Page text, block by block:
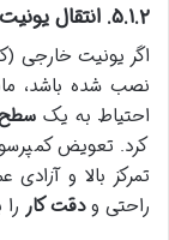
۵.۱.۲. انتقال یونیت خارجی (کندانسور)
اگر یونیت خارجی
نصب شده باشد،
احتیاط به یک
کرد. تعویض
تمرکز بالا و
راحتی ودقت کار